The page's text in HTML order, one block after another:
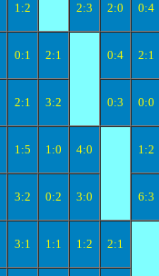
1:2 2:3 2:0 0:4
0:1 2:1 0:4 2:1
2:1 3:2 0:3 0:0
1:5 1:0 4:0 1:2
3:2 0:2 3:0 6:3
3:1 1:1 1:2 2:1